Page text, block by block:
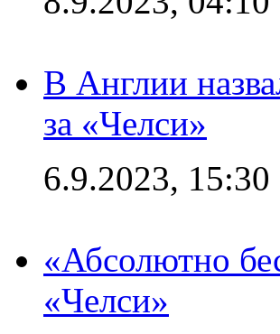
В Англии
за «Челси»
6.9.2023, 15:30
«Абсолютно
«Челси»